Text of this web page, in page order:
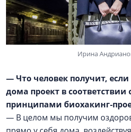
Ирина
— Что человек получит, если
дома проект в
принципами биохакинг-
— В целом мы получим